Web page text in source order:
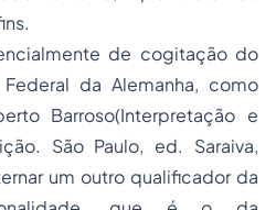
de cogitação do
da Alemanha, como
Barroso(Interpretação e
São Paulo, ed. Saraiva,
um outro qualificador da